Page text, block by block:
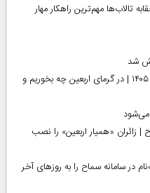
تالاب‌ها مهم‌ترین راهکار مهار
شد
توصیه‌های تغذیه‌ای برای زائران اربعین ۱۴۰۵ | در گرمای اربعین چه بخوریم و
زائران «همیار اربعین» را نصب
بخوانند | ثبت‌نام در سامانه سماح را به روز‌های آخر